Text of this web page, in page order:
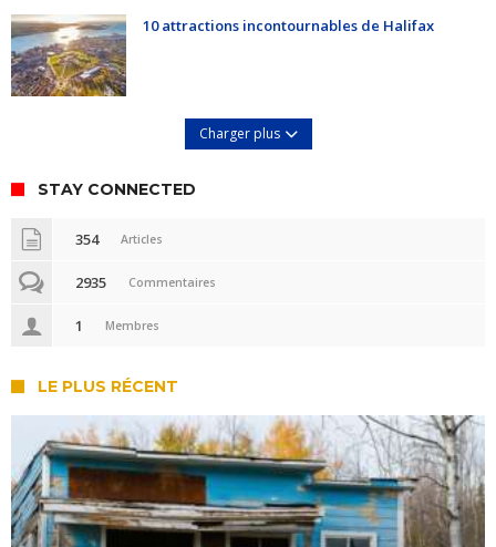
10 attractions incontournables de Halifax
Charger plus
STAY CONNECTED
354 Articles
2935 Commentaires
1 Membres
LE PLUS RÉCENT